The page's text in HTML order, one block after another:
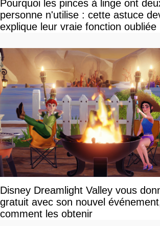
Pourquoi les pinces à linge ont
personne n'utilise : cette astuce
explique leur vraie fonction oubliée
Disney Dreamlight Valley vous
gratuit avec son nouvel
comment les obtenir